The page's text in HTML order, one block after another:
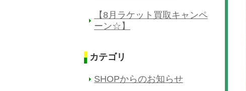
【8月ラケット買取キャンペ
ーン☆】
カテゴリ
SHOPからのお知らせ